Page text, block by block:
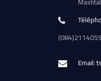
(084)2114059
Email: